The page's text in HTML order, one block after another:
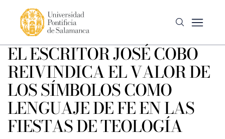
EL ESCRITOR JOSÉ COBO
REIVINDICA EL VALOR DE
LOS SÍMBOLOS COMO
LENGUAJE DE FE EN LAS
FIESTAS DE TEOLOGÍA